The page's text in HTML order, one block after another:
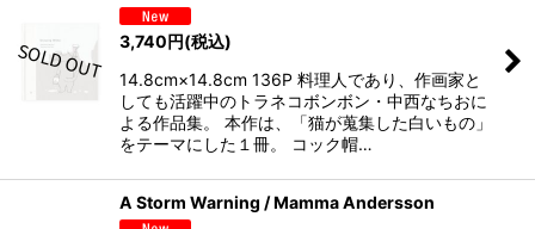
3,740円(税込)
14.8cm×14.8cm 136P 料理人であり、作画家と
しても活躍中のトラネコボンボン・中西なちおに
よる作品集。 本作は、「猫が蒐集した白いもの」
をテーマにした１冊。 コック帽…
A Storm Warning / Mamma Andersson